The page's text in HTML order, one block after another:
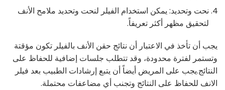
نحت وتحديد: يمكن استخدام الفيلر لنحت وتحديد ملامح الأنف
لتحقيق مظهر أكثر تعريفاً.
يجب أن تأخذ في الاعتبار أن نتائج حقن الأنف بالفيلر تكون مؤقتة
وتستمر لفترة محدودة، وقد تتطلب جلسات إضافية للحفاظ على
النتائج.يجب على المريض أيضاً أن يتبع إرشادات الطبيب بعد فيلر
الانف للحفاظ على النتائج وتجنب أي مضاعفات محتملة.